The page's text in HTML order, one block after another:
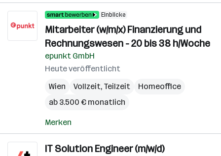
Einblicke
Mitarbeiter (w/m/x) Finanzierung und
Rechnungswesen - 20 bis 38 h/Woche
epunkt GmbH
Heute veröffentlicht
Wien
Vollzeit, Teilzeit
Homeoffice
ab 3.500 € monatlich
Merken
IT Solution Engineer (m/w/d)